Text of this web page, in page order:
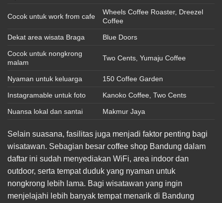
Cocok untuk work from cafe
Wheels Coffee Roaster, Dreezel
Coffee
Dekat area wisata Braga Blue Doors
Cocok untuk nongkrong
malam
Two Cents, Yumaju Coffee
Nyaman untuk keluarga 150 Coffee Garden
Instagramable untuk foto Kanoko Coffee, Two Cents
Nuansa lokal dan santai Makmur Jaya
Selain suasana, fasilitas juga menjadi faktor penting bagi
wisatawan. Sebagian besar coffee shop Bandung dalam
daftar ini sudah menyediakan WiFi, area indoor dan
outdoor, serta tempat duduk yang nyaman untuk
nongkrong lebih lama. Bagi wisatawan yang ingin
menjelajahi lebih banyak tempat menarik di Bandung